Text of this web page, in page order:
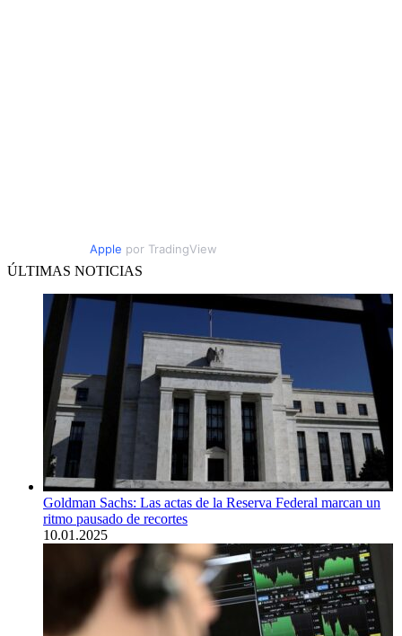
Apple por TradingView
ÚLTIMAS NOTICIAS
Goldman Sachs: Las actas de la Reserva Federal marcan un
ritmo pausado de recortes
10.01.2025